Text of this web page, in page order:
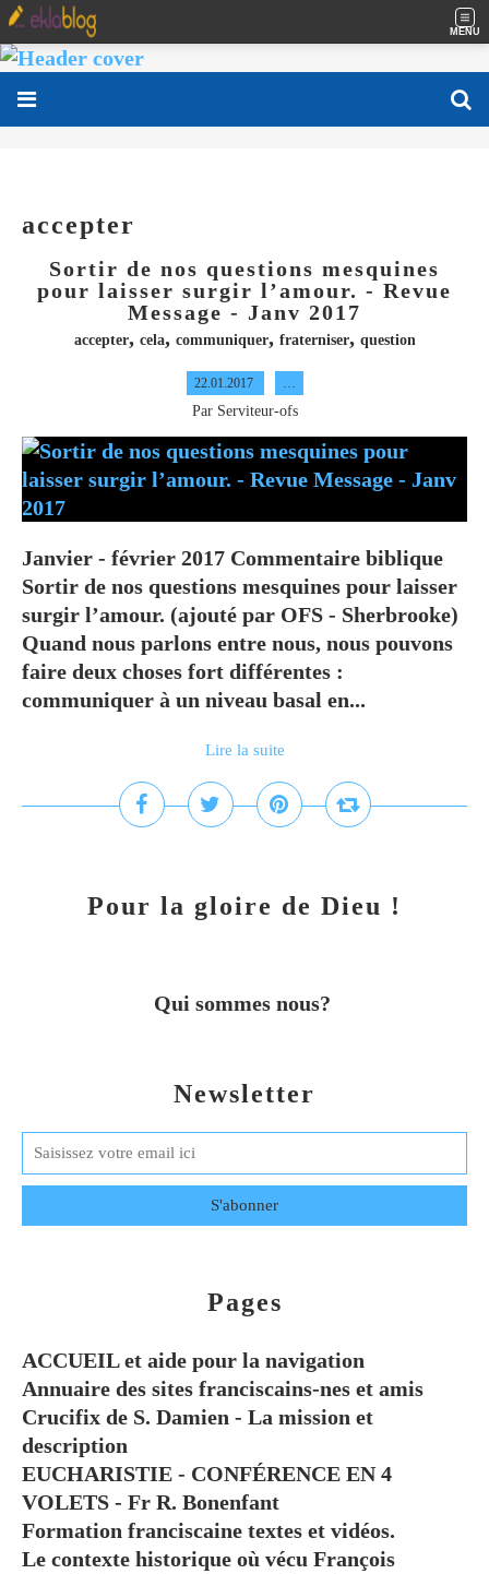
MENU
accepter
Sortir de nos questions mesquines
pour laisser surgir l’amour. - Revue
Message - Janv 2017
accepter, cela, communiquer, fraterniser, question
22.01.2017 …
Par Serviteur-ofs
Janvier - février 2017 Commentaire biblique
Sortir de nos questions mesquines pour laisser
surgir l’amour. (ajouté par OFS - Sherbrooke)
Quand nous parlons entre nous, nous pouvons
faire deux choses fort différentes :
communiquer à un niveau basal en...
Lire la suite
Newsletter
Pages
ACCUEIL et aide pour la navigation
Annuaire des sites franciscains-nes et amis
Crucifix de S. Damien - La mission et
description
EUCHARISTIE - CONFÉRENCE EN 4
VOLETS - Fr R. Bonenfant
Formation franciscaine textes et vidéos.
Le contexte historique où vécu François
Pour la gloire de Dieu !
Qui sommes nous?